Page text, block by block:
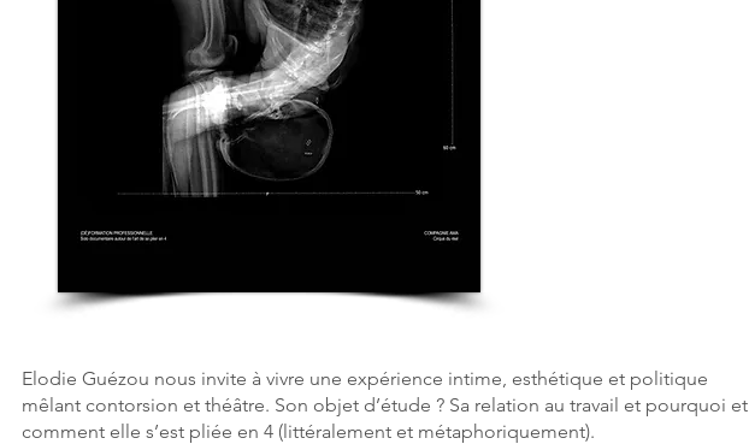
Elodie Guézou nous invite à vivre une expérience intime, esthétique et politique
mêlant contorsion et théâtre. Son objet d’étude ? Sa relation au travail et pourquoi et
comment elle s’est pliée en 4 (littéralement et métaphoriquement).